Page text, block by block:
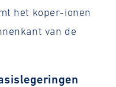
het koper-ionen
van de